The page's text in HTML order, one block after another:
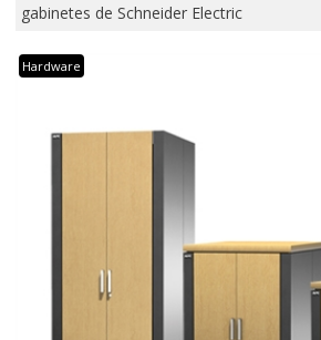
gabinetes de Schneider Electric
Hardware